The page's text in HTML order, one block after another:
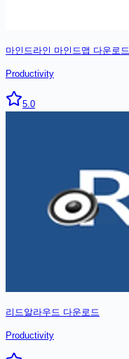
마인드라인 마인드맵 다운로드
Productivity
5.0
리드알라우드 다운로드
Productivity